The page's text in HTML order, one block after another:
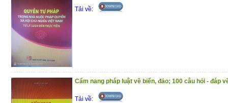
Tải về:
Cẩm nang pháp luật về biển, đảo; 100 câu hỏi - đáp
Tải về: